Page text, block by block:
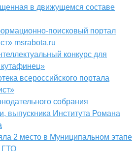
в движущемся составе
поисковый портал
msrabota.ru
конкурс для
всероссийского портала
собрания
выпускника Института Романа
2 место в Муниципальном этапе
ГТО